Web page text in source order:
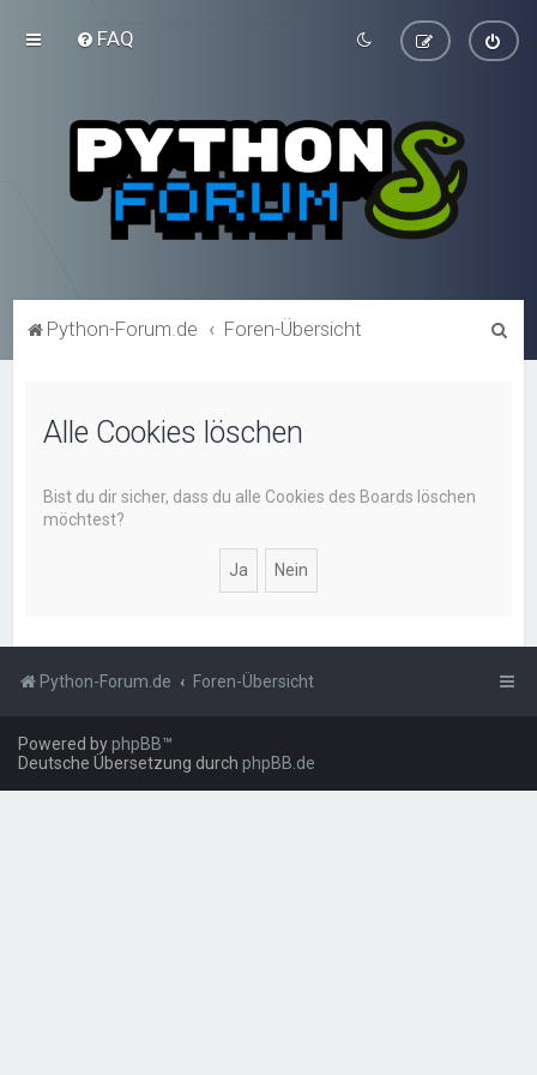
FAQ
Python-Forum.de Foren-Übersicht
Alle Cookies löschen
Bist du dir sicher, dass du alle Cookies des Boards löschen
möchtest?
Python-Forum.de Foren-Übersicht
Powered byphpBB™
Deutsche Übersetzung durch phpBB.de